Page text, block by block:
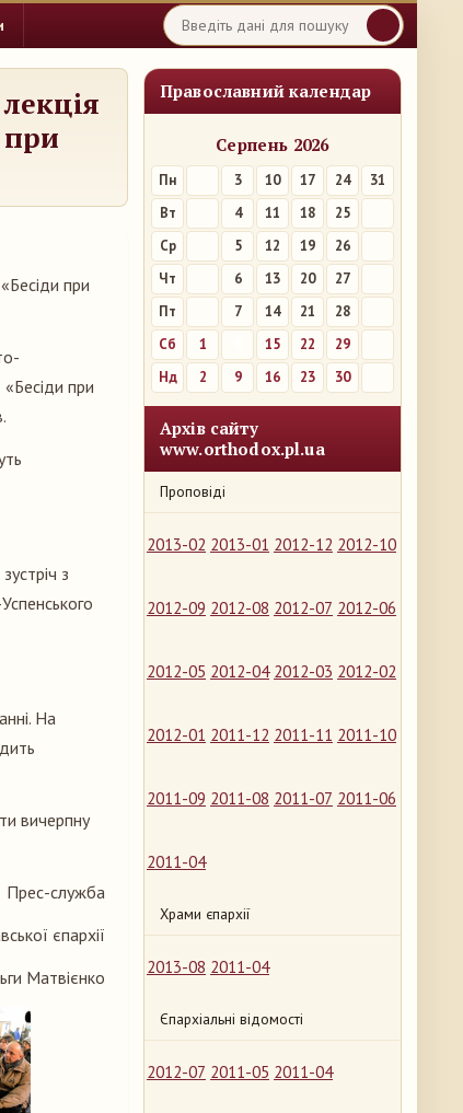
Православний календар
Серпень 2026
Пн 3 10 17 24
31
Вт
4 11 18
25
Ср
5 12 19
26
Чт
6 13 20
27
Пт
7 14 21
28
Сб
1 15 22
29
Нд
2 9 16 23 30
Архів сайту
www.orthodox.pl.ua
Проповіді
2013-02 2013-01 2012-12 2012-10
2012-09 2012-08 2012-07 2012-06
2012-05 2012-04 2012-03 2012-02
2012-01 2011-12 2011-11 2011-10
2011-09 2011-08 2011-07 2011-06
2011-04
Храми єпархії
2013-08 2011-04
Єпархіальні відомості
2012-07 2011-05 2011-04
при
при
при
з
На
вичерпну
Прес-служба
єпархії
Матвієнко